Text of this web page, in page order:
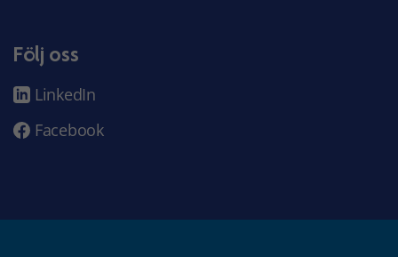
Följ oss
LinkedIn
Facebook